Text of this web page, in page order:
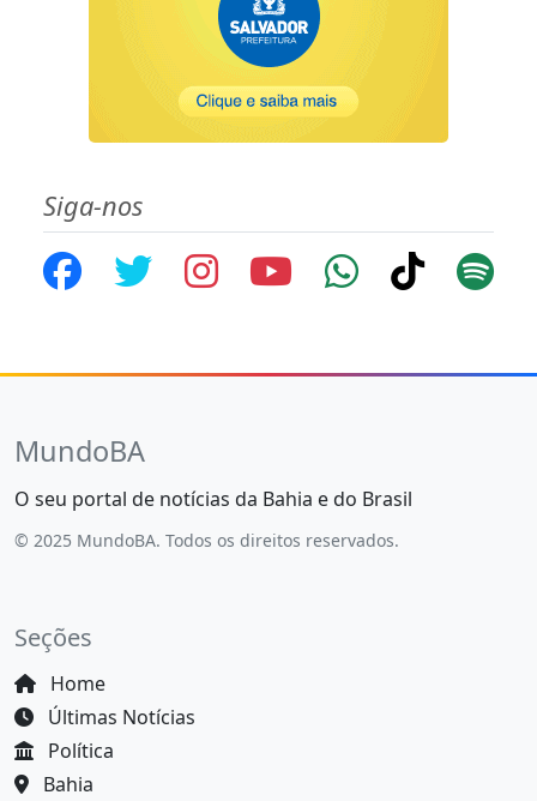
Siga-nos
MundoBA
O seu portal de notícias da Bahia e do Brasil
© 2025 MundoBA. Todos os direitos reservados.
Seções
Home
Últimas Notícias
Política
Bahia